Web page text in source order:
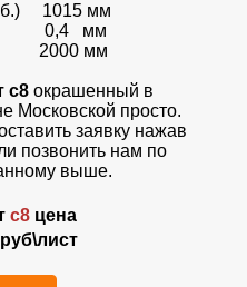
1015 мм
0,4 мм
2000 мм
с8 окрашенный в
Московской просто.
заявку нажав
позвонить нам по
выше.
с8цена
руб\лист